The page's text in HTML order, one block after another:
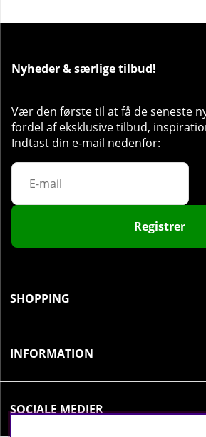
eller mental aktivitet.
Nyheder & særlige tilbud!
Vær den første til at få de seneste
fordel af eksklusive tilbud,
Indtast din e-mail nedenfor:
Registrer
SHOPPING
INFORMATION
SOCIALE MEDIER